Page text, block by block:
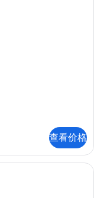
查看价格
箱、办公桌、笔记本电脑